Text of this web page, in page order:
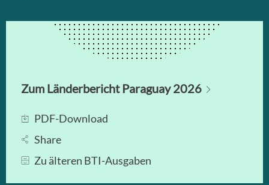
Zum Länderbericht Paraguay 2026
PDF-Download
Share
Zu älteren BTI-Ausgaben